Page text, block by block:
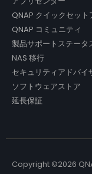
QNAP クイックセット
QNAP コミュニティ
製品サポートステータ
NAS 移行
セキュリティアドバイ
ソフトウェアストア
延長保証
Copyright ©2026